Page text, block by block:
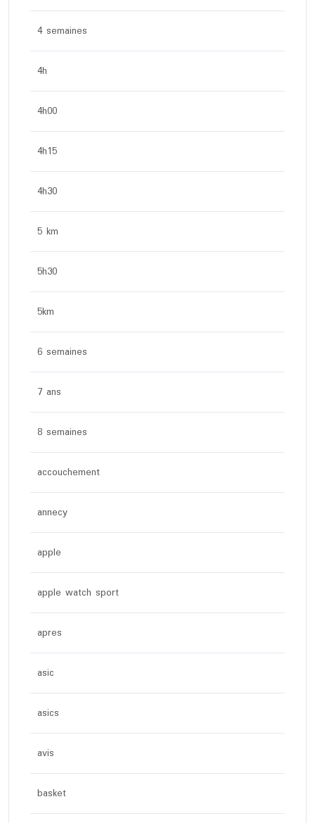
4 semaines
4h
4h00
4h15
4h30
5 km
5h30
5km
6 semaines
7 ans
8 semaines
accouchement
annecy
apple
apple watch sport
apres
asic
asics
avis
basket